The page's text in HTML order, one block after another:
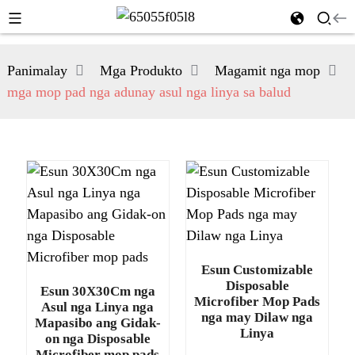
Panimalay Mga Produkto
Magamit nga mop
mga mop pad nga adunay asul nga linya sa balud
Esun 30X30Cm nga
Asul nga Linya nga
Mapasibo ang Gidak-
on nga Disposable
Esun Customizable
Disposable
Microfiber Mop Pads
nga may Dilaw nga
Linya